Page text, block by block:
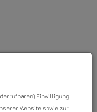
Einwilligung
Website sowie zur